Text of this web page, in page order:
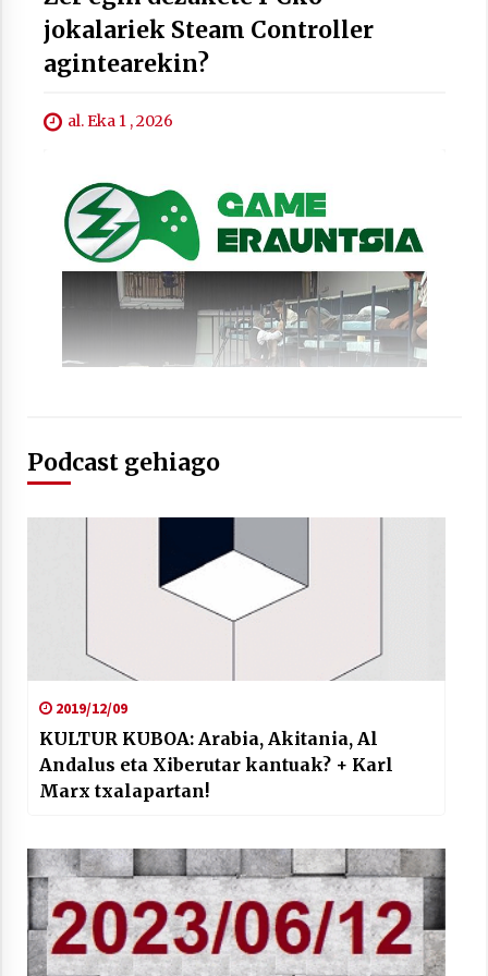
2021/06/30
jokalariek Steam Controller
agintearekin?
al. Eka 1 , 2026
Podcast gehiago
2019/12/09
KULTUR KUBOA: Arabia, Akitania, Al
Andalus eta Xiberutar kantuak? + Karl
Marx txalapartan!